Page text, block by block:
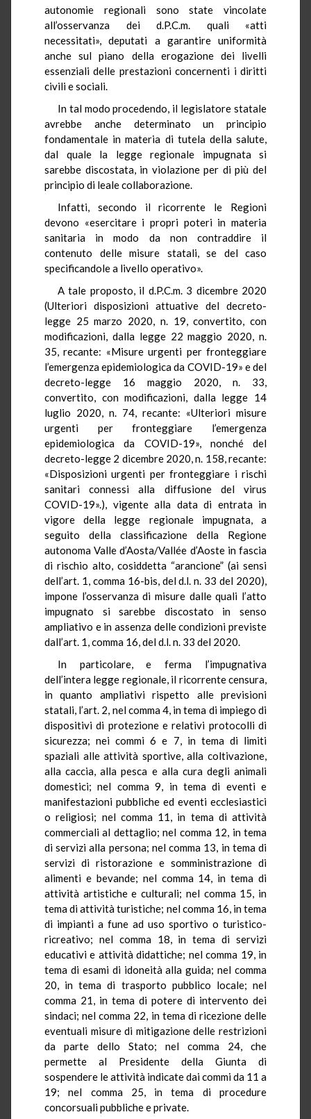
autonomie regionali sono state vincolate
all’osservanza dei d.P.C.m. quali «atti
necessitati», deputati a garantire uniformità
anche sul piano della erogazione dei livelli
essenziali delle prestazioni concernenti i diritti
civili e sociali.
In tal modo procedendo, il legislatore statale
avrebbe anche determinato un principio
fondamentale in materia di tutela della salute,
dal quale la legge regionale impugnata si
sarebbe discostata, in violazione per di più del
principio di leale collaborazione.
Infatti, secondo il ricorrente le Regioni
devono «esercitare i propri poteri in materia
sanitaria in modo da non contraddire il
contenuto delle misure statali, se del caso
specificandole a livello operativo».
A tale proposto, il d.P.C.m. 3 dicembre 2020
(Ulteriori disposizioni attuative del decreto-
legge 25 marzo 2020, n. 19, convertito, con
modificazioni, dalla legge 22 maggio 2020, n.
35, recante: «Misure urgenti per fronteggiare
l’emergenza epidemiologica da COVID-19» e del
decreto-legge 16 maggio 2020, n. 33,
convertito, con modificazioni, dalla legge 14
luglio 2020, n. 74, recante: «Ulteriori misure
urgenti per fronteggiare l’emergenza
epidemiologica da COVID-19», nonché del
decreto-legge 2 dicembre 2020, n. 158, recante:
«Disposizioni urgenti per fronteggiare i rischi
sanitari connessi alla diffusione del virus
COVID-19».), vigente alla data di entrata in
vigore della legge regionale impugnata, a
seguito della classificazione della Regione
autonoma Valle d’Aosta/Vallée d’Aoste in fascia
di rischio alto, cosiddetta “arancione” (ai sensi
dell’art. 1, comma 16-bis, del d.l. n. 33 del 2020),
impone l’osservanza di misure dalle quali l’atto
impugnato si sarebbe discostato in senso
ampliativo e in assenza delle condizioni previste
dall’art. 1, comma 16, del d.l. n. 33 del 2020.
In particolare, e ferma l’impugnativa
dell’intera legge regionale, il ricorrente censura,
in quanto ampliativi rispetto alle previsioni
statali, l’art. 2, nel comma 4, in tema di impiego di
dispositivi di protezione e relativi protocolli di
sicurezza; nei commi 6 e 7, in tema di limiti
spaziali alle attività sportive, alla coltivazione,
alla caccia, alla pesca e alla cura degli animali
domestici; nel comma 9, in tema di eventi e
manifestazioni pubbliche ed eventi ecclesiastici
o religiosi; nel comma 11, in tema di attività
commerciali al dettaglio; nel comma 12, in tema
di servizi alla persona; nel comma 13, in tema di
servizi di ristorazione e somministrazione di
alimenti e bevande; nel comma 14, in tema di
attività artistiche e culturali; nel comma 15, in
tema di attività turistiche; nel comma 16, in tema
di impianti a fune ad uso sportivo o turistico-
ricreativo; nel comma 18, in tema di servizi
educativi e attività didattiche; nel comma 19, in
tema di esami di idoneità alla guida; nel comma
20, in tema di trasporto pubblico locale; nel
comma 21, in tema di potere di intervento dei
sindaci; nel comma 22, in tema di ricezione delle
eventuali misure di mitigazione delle restrizioni
da parte dello Stato; nel comma 24, che
permette al Presidente della Giunta di
sospendere le attività indicate dai commi da 11 a
19; nel comma 25, in tema di procedure
concorsuali pubbliche e private.